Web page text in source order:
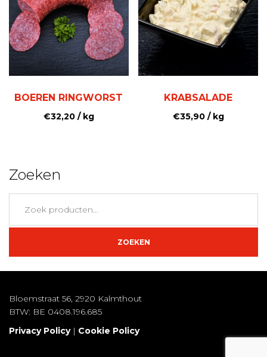
BOEREN RINGWORST
€32,20/ kg
KRABSALADE
€35,90/ kg
Zoeken
naar:
ZOEKEN
Bloemstraat 56, 2920 Kalmthout
BTW: BE 0408.196.685
Privacy Policy| Cookie Policy